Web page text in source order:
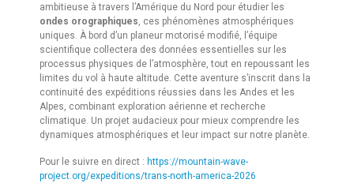
ambitieuse à travers l’Amérique du Nord pour étudier les
ondes orographiques, ces phénomènes atmosphériques
uniques. À bord d’un planeur motorisé modifié, l’équipe
scientifique collectera des données essentielles sur les
processus physiques de l’atmosphère, tout en repoussant les
limites du vol à haute altitude. Cette aventure s’inscrit dans la
continuité des expéditions réussies dans les Andes et les
Alpes, combinant exploration aérienne et recherche
climatique. Un projet audacieux pour mieux comprendre les
dynamiques atmosphériques et leur impact sur notre planète.
Pour le suivre en direct : https://mountain-wave-
project.org/expeditions/trans-north-america-2026